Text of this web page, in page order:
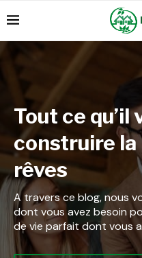
Tout ce
construire la
rêves
A travers ce blog, nous
dont vous avez besoin
de vie parfait dont vous